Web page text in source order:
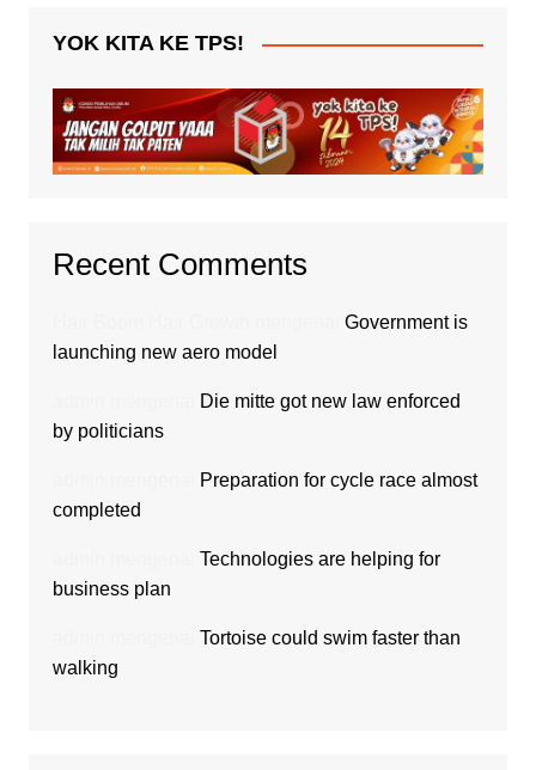
YOK KITA KE TPS!
Recent Comments
Government is
launching new aero model
Die mitte got new law enforced
by politicians
Preparation for cycle race almost
completed
Technologies are helping for
business plan
Tortoise could swim faster than
walking